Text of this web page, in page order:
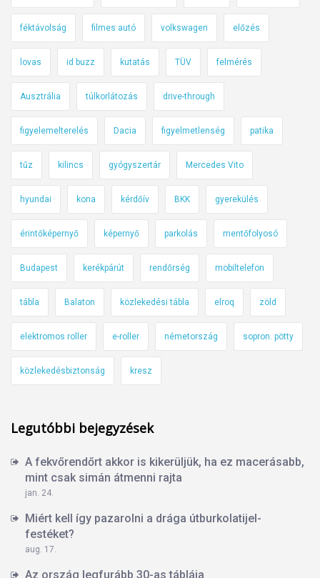
féktávolság filmes autó volkswagen előzés
lovas id buzz kutatás TÜV felmérés
Ausztrália túlkorlátozás drive-through
figyelemelterelés Dacia figyelmetlenség patika
tűz kilincs gyógyszertár Mercedes Vito
hyundai kona kérdőív BKK gyerekülés
érintőképernyő képernyő parkolás mentőfolyosó
Budapest kerékpárút rendőrség mobiltelefon
tábla Balaton közlekedési tábla elroq zöld
elektromos roller e-roller németország sopron. pötty
közlekedésbiztonság kresz
Legutóbbi bejegyzések
A fekvőrendőrt akkor is kikerüljük, ha ez macerásabb,
mint csak simán átmenni rajta
jan. 24.
Miért kell így pazarolni a drága útburkolatijel-
festéket?
aug. 17.
Az ország legfurább 30-as táblája